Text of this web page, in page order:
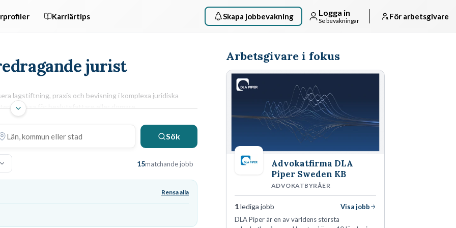
Karriärtips Skapa jobbevakning Logga in
Se bevakningar För arbetsgivare
jurist
lagstiftning, praxis och bevisning i komplexa juridiska
dessa för beslutsfattare eller domare.
Du granskar inkomna handlingar, genomför
rättsutredningar och formulerar beslutsförslag som
och förmågan att muntligt föredra
ärendet för en beslutsfattare, där du tydligt
Sök
15matchande jobb
Rensa alla
Arbetsgivare i fokus
Advokatfirma DLA
Piper Sweden KB
ADVOKATBYRÅER
1lediga jobb
Visa jobb
DLA Piper är en av världens största